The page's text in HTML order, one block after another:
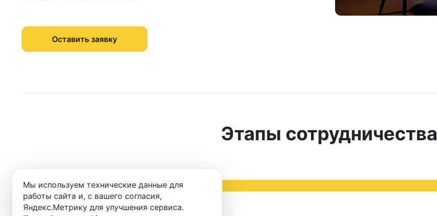
Оставить заявку
Этапы сотрудничества
1
Заполните
и отправьте заявку
Мы используем технические данные для
работы сайта и, с вашего согласия,
Яндекс.Метрику для улучшения сервиса.